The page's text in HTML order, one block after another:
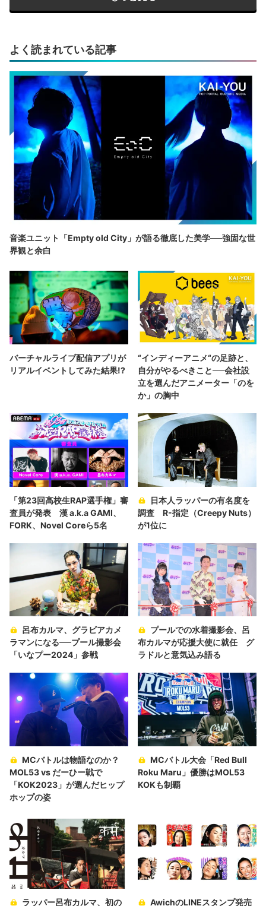
よく読まれている記事
音楽ユニット「Empty old City」が語る徹底した美学──強固な世
界観と余白
バーチャルライブ配信アプリが
リアルイベントしてみた結果!?
“インディーアニメ“の足跡と、
自分がやるべきこと──会社設
立を選んだアニメーター「のを
か」の胸中
「第23回高校生RAP選手権」審
査員が発表 漢 a.k.a GAMI、
FORK、Novel Coreら5名
日本人ラッパーの有名度を
調査 R-指定（Creepy Nuts）
が1位に
呂布カルマ、グラビアカメ
ラマンになる──プール撮影会
「いなプー2024」参戦
プールでの水着撮影会、呂
布カルマが応援大使に就任 グ
ラドルと意気込み語る
MCバトルは物語なのか？
MOL53 vs だーひー戦で
「KOK2023」が選んだヒップ
ホップの姿
MCバトル大会「Red Bull
Roku Maru」優勝はMOL53
KOKも制覇
ラッパー呂布カルマ、初の AwichのLINEスタンプ発売